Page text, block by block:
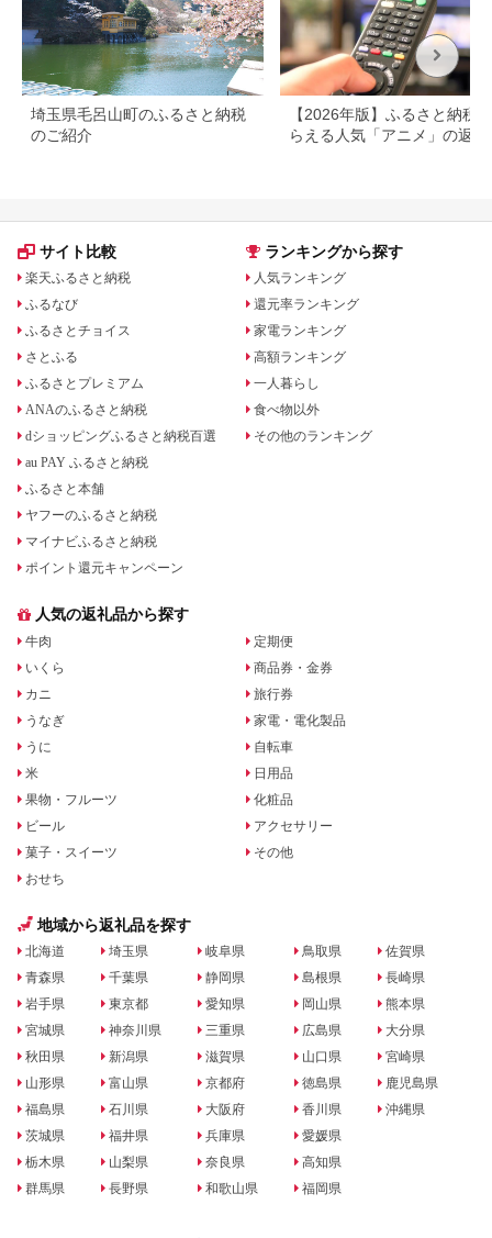
埼玉県毛呂山町のふるさと納税
のご紹介
【2026年版】ふるさと納税
らえる人気「アニメ」の返礼
サイト比較
楽天ふるさと納税
ふるなび
ふるさとチョイス
さとふる
ふるさとプレミアム
ANAのふるさと納税
dショッピングふるさと納税百選
au PAY ふるさと納税
ふるさと本舗
ヤフーのふるさと納税
マイナビふるさと納税
ポイント還元キャンペーン
ランキングから探す
人気ランキング
還元率ランキング
家電ランキング
高額ランキング
一人暮らし
食べ物以外
その他のランキング
人気の返礼品から探す
牛肉
いくら
カニ
うなぎ
うに
米
果物・フルーツ
ビール
菓子・スイーツ
おせち
定期便
商品券・金券
旅行券
家電・電化製品
自転車
日用品
化粧品
アクセサリー
その他
地域から返礼品を探す
北海道
青森県
岩手県
宮城県
秋田県
山形県
福島県
茨城県
栃木県
群馬県
埼玉県
千葉県
東京都
神奈川県
新潟県
富山県
石川県
福井県
山梨県
長野県
岐阜県
静岡県
愛知県
三重県
滋賀県
京都府
大阪府
兵庫県
奈良県
和歌山県
鳥取県
島根県
岡山県
広島県
山口県
徳島県
香川県
愛媛県
高知県
福岡県
佐賀県
長崎県
熊本県
大分県
宮崎県
鹿児島県
沖縄県